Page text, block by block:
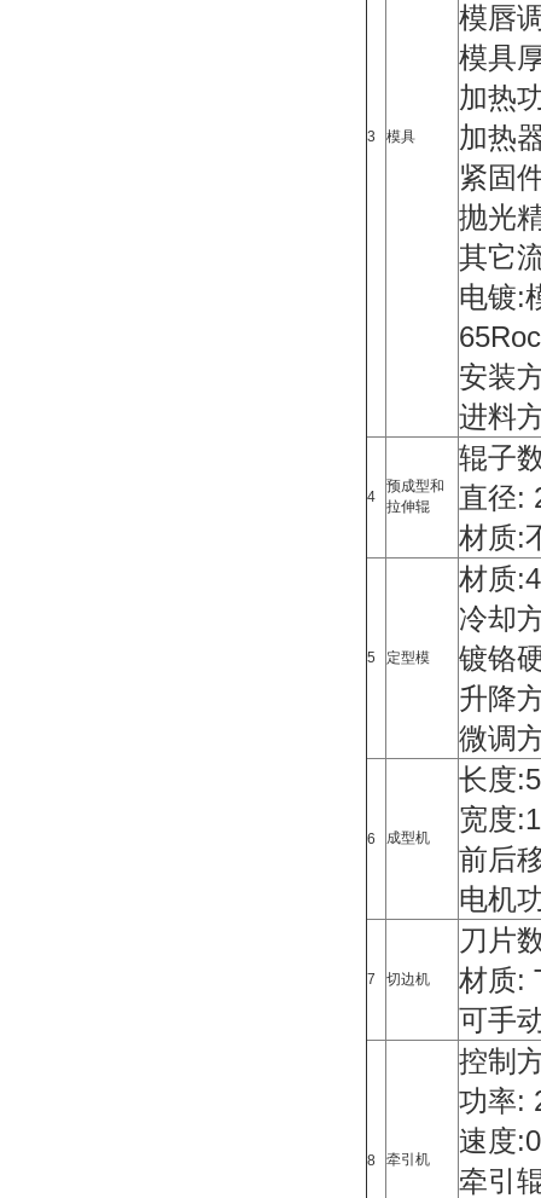
3 模具
模唇
模具
加热
加热
紧固
抛光
其它
电镀:
安装
进料
4
预成型和
拉伸辊
辊子
直径:
材质:
5 定型模
材质
冷却
镀铬
升降
微调
6 成型机
长度
宽度
前后
电机
7 切边机
刀片
材质:
可手
8 牵引机
控制
功率:
速度
牵引